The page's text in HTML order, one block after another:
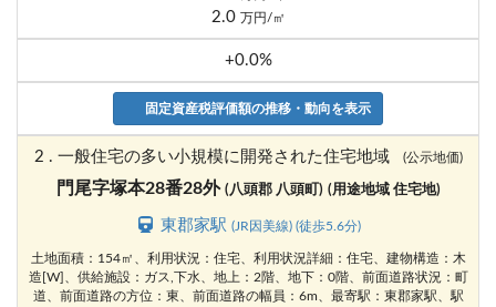
2.0 万円/㎡
+0.0%
固定資産税評価額の推移・動向を表示
2 . 一般住宅の多い小規模に開発された住宅地域 (公示地価)
門尾字塚本28番28外 (八頭郡 八頭町) (用途地域 住宅地)
東郡家駅(JR因美線) (徒歩5.6分)
土地面積：154㎡、利用状況：住宅、利用状況詳細：住宅、建物構造：木
造[W]、供給施設：ガス,下水、地上：2階、地下：0階、前面道路状況：町
道、前面道路の方位：東、前面道路の幅員：6m、最寄駅：東郡家駅、駅